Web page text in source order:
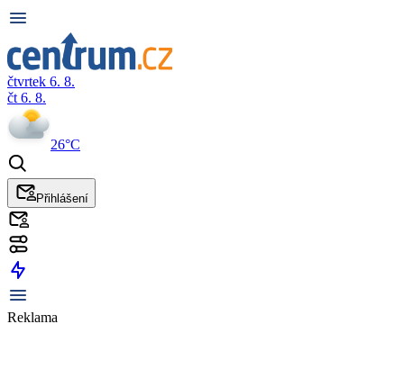
čtvrtek 6. 8.
čt 6. 8.
26°C
Přihlášení
Reklama